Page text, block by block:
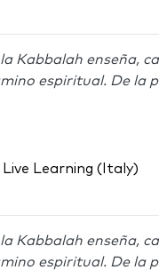
Kabbalah enseña,
espiritual. De la
Learning (Italy)
Kabbalah enseña,
espiritual. De la